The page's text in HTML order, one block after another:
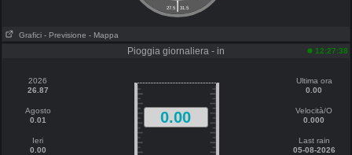
|
27.5 31.5
Grafici - Previsione - Mappa
Pioggia giornaliera - in 12:27:38
2026
26.87
Agosto
0.01
Ieri
0.00
0.00
Ultima ora
0.00
Velocità/O
0.000
Last rain
05-08-2026